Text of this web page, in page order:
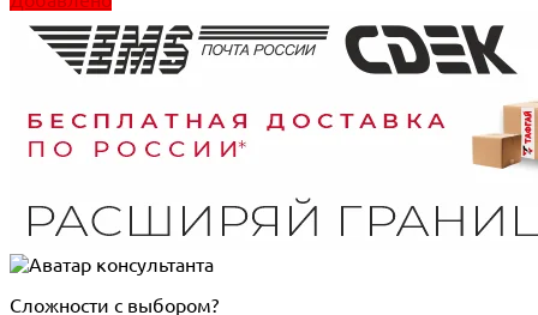
Сложности с выбором?